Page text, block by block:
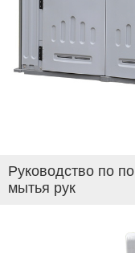
Руководство по
мытья рук